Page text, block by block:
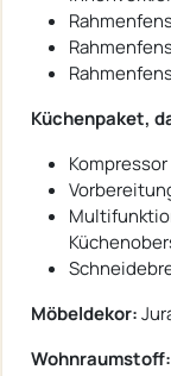
Küchenpaket,
Möbeldekor:
Wohnraumstoff: